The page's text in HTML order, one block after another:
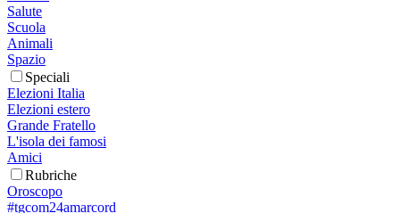
Salute
Scuola
Animali
Spazio
Speciali
Elezioni Italia
Elezioni estero
Grande Fratello
L'isola dei famosi
Amici
Rubriche
Oroscopo
#tgcom24amarcord